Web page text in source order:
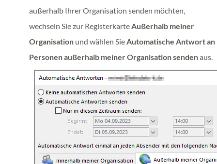
außerhalb Ihrer Organisation senden möchten,
wechseln Sie zur RegisterkarteAußerhalb meiner
Organisation und wählen SieAutomatische Antwort an
Personen außerhalb meiner Organisation sendenaus.